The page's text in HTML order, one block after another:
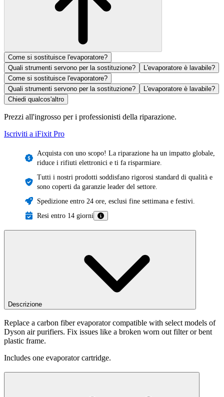
Come si sostituisce l'evaporatore?
Quali strumenti servono per la sostituzione?
L'evaporatore è lavabile?
Come si sostituisce l'evaporatore?
Quali strumenti servono per la sostituzione?
L'evaporatore è lavabile?
Chiedi qualcos'altro
Prezzi all'ingrosso per i professionisti della riparazione.
Iscriviti a iFixit Pro
Acquista con uno scopo! La riparazione ha un impatto globale,
riduce i rifiuti elettronici e ti fa risparmiare.
Tutti i nostri prodotti soddisfano rigorosi standard di qualità e
sono coperti da garanzie leader del settore.
Spedizione entro 24 ore, esclusi fine settimana e festivi.
Resi entro 14 giorni
Descrizione
Replace a carbon fiber evaporator compatible with select models of
Dyson air purifiers. Fix issues like a broken worn out filter or bent
plastic frame.
Includes one evaporator cartridge.